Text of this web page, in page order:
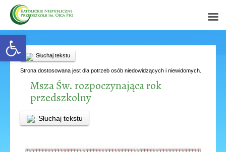
Open toolbar
Słuchaj tekstu
Strona dostosowana jest dla potrzeb osób niedowidzących i niewidomych.
Msza Św. rozpoczynająca rok
przedszkolny
Słuchaj tekstu